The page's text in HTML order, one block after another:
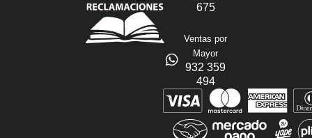
675
Ventas por
Mayor
932 359
494